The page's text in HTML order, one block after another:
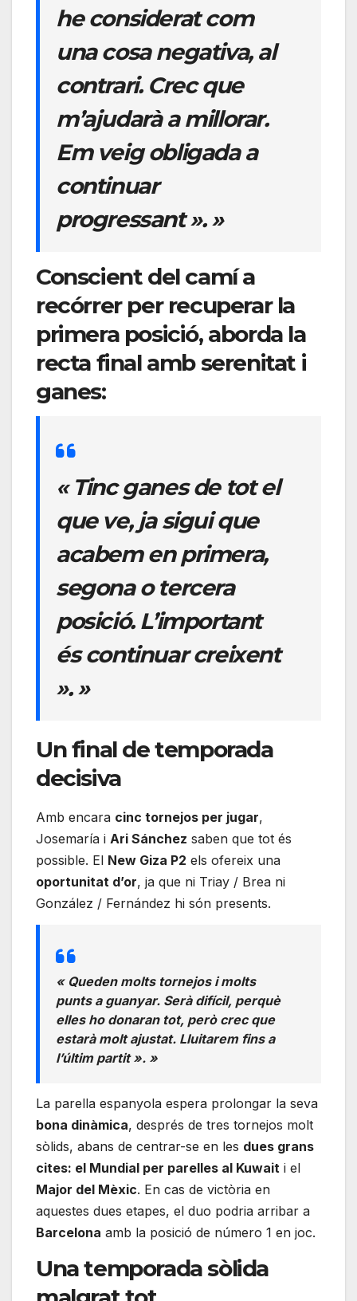
he considerat com
una cosa negativa, al
contrari. Crec que
m’ajudarà a millorar.
Em veig obligada a
continuar
progressant ». »
Conscient del camí a
recórrer per recuperar la
primera posició, aborda la
recta final amb serenitat i
ganes:
« Tinc ganes de tot el
que ve, ja sigui que
acabem en primera,
segona o tercera
posició. L’important
és continuar creixent
». »
Un final de temporada
decisiva
Amb encara cinc tornejos per jugar,
Josemaría i Ari Sánchez saben que tot és
possible. El New Giza P2 els ofereix una
oportunitat d’or, ja que ni Triay / Brea ni
González / Fernández hi són presents.
« Queden molts tornejos i molts
punts a guanyar. Serà difícil, perquè
elles ho donaran tot, però crec que
estarà molt ajustat. Lluitarem fins a
l’últim partit ». »
La parella espanyola espera prolongar la seva
bona dinàmica, després de tres tornejos molt
sòlids, abans de centrar-se en les dues grans
cites: el Mundial per parelles al Kuwait i el
Major del Mèxic. En cas de victòria en
aquestes dues etapes, el duo podria arribar a
Barcelona amb la posició de número 1 en joc.
Una temporada sòlida